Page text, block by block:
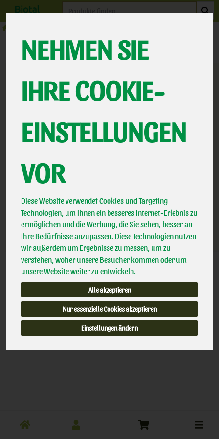
NEHMEN SIE
IHRE COOKIE-
EINSTELLUNGEN
VOR
Diese Website verwendet Cookies und Targeting
Technologien, um Ihnen ein besseres Internet-Erlebnis zu
ermöglichen und die Werbung, die Sie sehen, besser an
Ihre Bedürfnisse anzupassen. Diese Technologien nutzen
wir außerdem um Ergebnisse zu messen, um zu
verstehen, woher unsere Besucher kommen oder um
unsere Website weiter zu entwickeln.
Alle akzeptieren
Nur essenzielle Cookies akzeptieren
Einstellungen ändern
Produkte Naturkost Vegan
PRODUKT "TEMPEH
WILDKRÄUTER" NICHT
VERFÜGBAR.
Das von Ihnen gesuchte Produkt ist leider zur Zeit nicht
verfügbar.
Toggle